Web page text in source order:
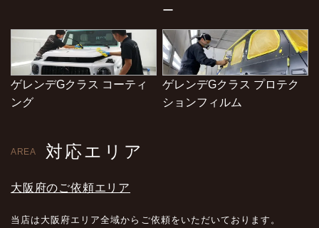
ー
ゲレンデGクラス コーティ
ング
ゲレンデGクラス プロテク
ションフィルム
AREA 対応エリア
大阪府のご依頼エリア
当店は大阪府エリア全域からご依頼をいただいております。